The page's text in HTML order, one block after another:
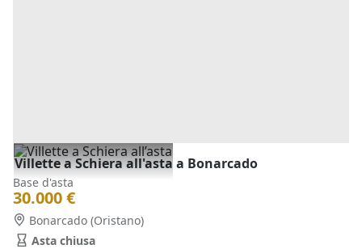
Villette a Schiera all'asta a Bonarcado
Bonarcado (Oristano)
Base d'asta
30.000 €
Asta chiusa